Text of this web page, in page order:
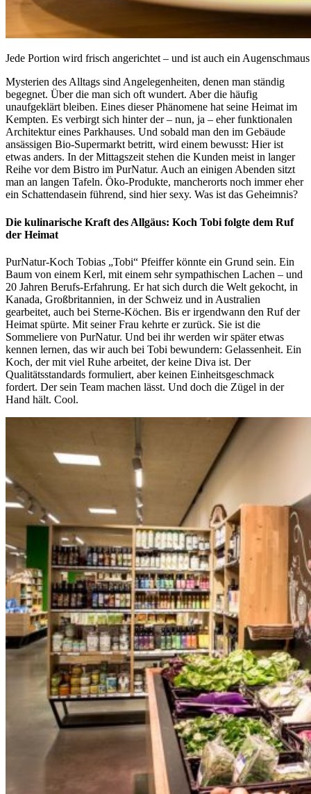
Jede Portion wird frisch angerichtet – und ist auch ein Augenschmaus
Mysterien des Alltags sind Angelegenheiten, denen man ständig
begegnet. Über die man sich oft wundert. Aber die häufig
unaufgeklärt bleiben. Eines dieser Phänomene hat seine Heimat im
Kempten. Es verbirgt sich hinter der – nun, ja – eher funktionalen
Architektur eines Parkhauses. Und sobald man den im Gebäude
ansässigen Bio-Supermarkt betritt, wird einem bewusst: Hier ist
etwas anders. In der Mittagszeit stehen die Kunden meist in langer
Reihe vor dem Bistro im PurNatur. Auch an einigen Abenden sitzt
man an langen Tafeln. Öko-Produkte, mancherorts noch immer eher
ein Schattendasein führend, sind hier sexy. Was ist das Geheimnis?
Die kulinarische Kraft des Allgäus: Koch Tobi folgte dem Ruf
der Heimat
PurNatur-Koch Tobias „Tobi“ Pfeiffer könnte ein Grund sein. Ein
Baum von einem Kerl, mit einem sehr sympathischen Lachen – und
20 Jahren Berufs-Erfahrung. Er hat sich durch die Welt gekocht, in
Kanada, Großbritannien, in der Schweiz und in Australien
gearbeitet, auch bei Sterne-Köchen. Bis er irgendwann den Ruf der
Heimat spürte. Mit seiner Frau kehrte er zurück. Sie ist die
Sommeliere von PurNatur. Und bei ihr werden wir später etwas
kennen lernen, das wir auch bei Tobi bewundern: Gelassenheit. Ein
Koch, der mit viel Ruhe arbeitet, der keine Diva ist. Der
Qualitätsstandards formuliert, aber keinen Einheitsgeschmack
fordert. Der sein Team machen lässt. Und doch die Zügel in der
Hand hält. Cool.